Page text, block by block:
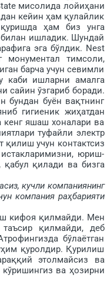
мисолида лойиҳани
ке­йин ҳам қулайлик
ҳам биз унга
билан ишладик. Шундай
эга бўлдик. Nest
монументал тимсоли,
барча учун севимли
каби ишларни амалга
сайин ўзгариб боради.
бундан буён вақтнинг
гигиеник жиҳатдан
яшаш хоналари ва
туфайли электр
қилиш учун контактсиз
юриш-
қилади ва бизга
кучли компаниянинг
компания раҳба­рияти
кифоя қилмайди. Мен
таъсир қилмайди, деб
бўла­ётган
қу­рол­дир. Қурилиш
этолмайсиз ва
ва ҳозирни